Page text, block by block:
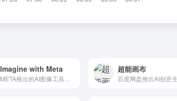
lmagine with Meta 超能画布